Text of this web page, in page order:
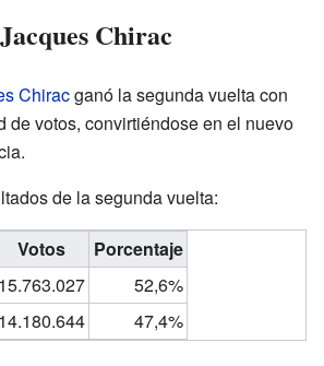
Chirac
Chiracganó la segunda vuelta con
de votos, convirtiéndose en el nuevo
de la segunda vuelta:
Votos
Porcentaje
15.763.027
52,6%
14.180.644 47,4%